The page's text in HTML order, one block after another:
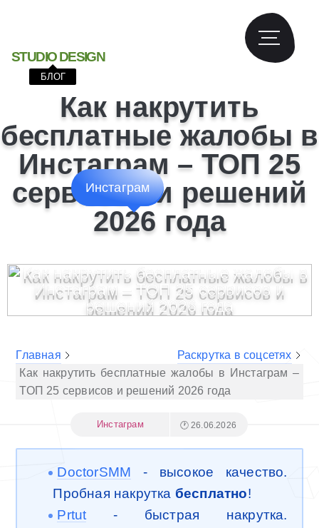
STUDIO DESIGN
БЛОГ
Как накрутить
бесплатные жалобы в
Инстаграм – ТОП 25
сервисов и решений
2026 года
Инстаграм
Главная
Раскрутка в соцсетях
Как накрутить бесплатные жалобы в Инстаграм –
ТОП 25 сервисов и решений 2026 года
Инстаграм 🕐 26.06.2026
DoctorSMM - высокое качество.
Пробная накрутка бесплатно!
Prtut - быстрая накрутка.